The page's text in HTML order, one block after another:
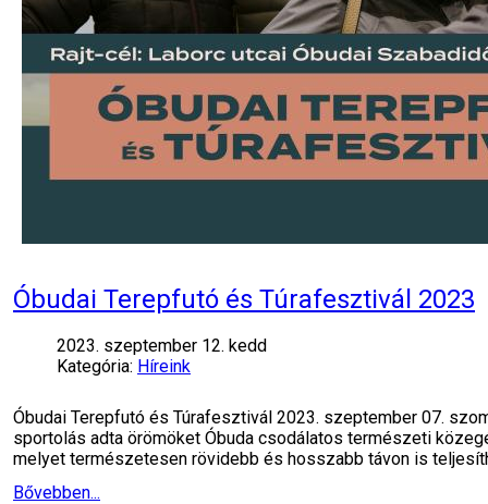
Óbudai Terepfutó és Túrafesztivál 2023
2023. szeptember 12. kedd
Kategória: Híreink
Óbudai Terepfutó és Túrafesztivál 2023. szeptember 07.
sportolás adta örömöket Óbuda csodálatos természeti
melyet természetesen rövidebb és hosszabb távon is
Bővebben...